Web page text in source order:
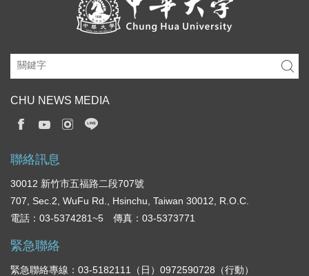
CHU NEWS MEDIA
聯絡訊息
30012 新竹市五福路二段707號
707, Sec.2, WuFu Rd., Hsinchu, Taiwan 30012, R.O.C.
電話：03-5374281~5 傳真：03-5373771
緊急聯絡
緊急聯絡專線：03-5182111（日）0972590728（行動）